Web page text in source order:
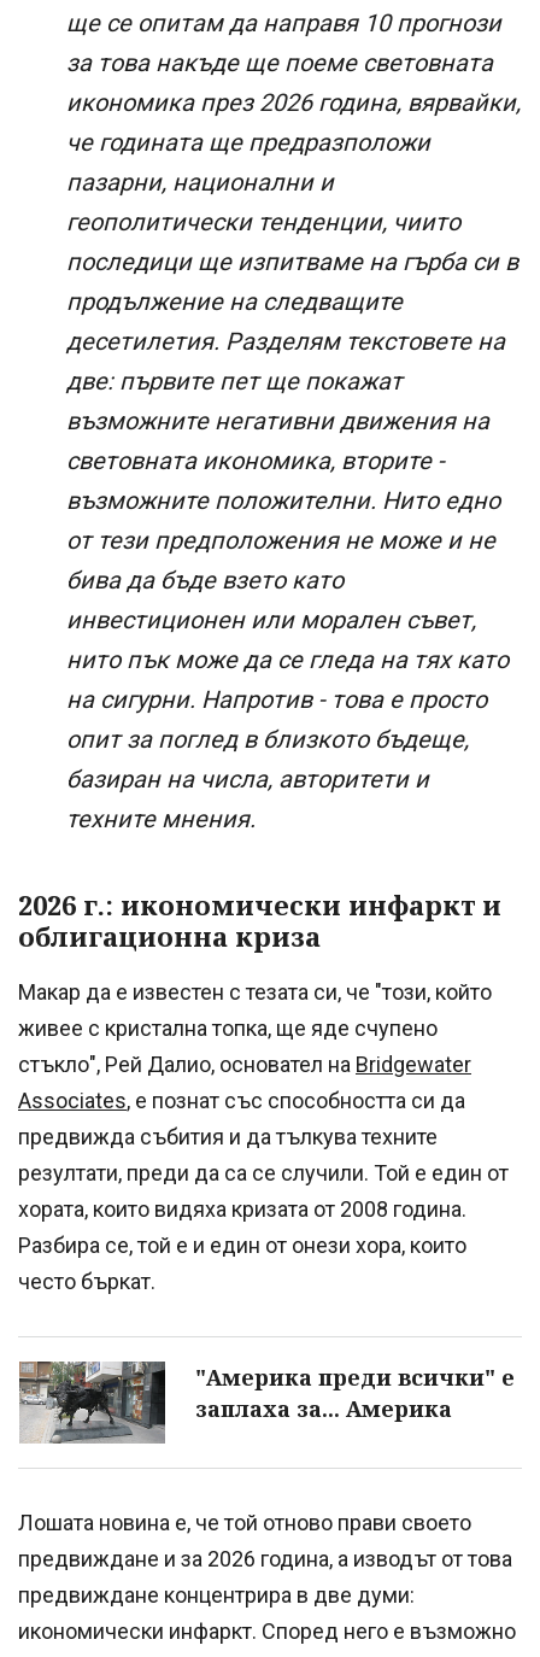
ще се опитам да направя 10 прогнози
за това накъде ще поеме световната
икономика през 2026 година, вярвайки,
че годината ще предразположи
пазарни, национални и
геополитически тенденции, чиито
последици ще изпитваме на гърба си в
продължение на следващите
десетилетия. Разделям текстовете на
две: първите пет ще покажат
възможните негативни движения на
световната икономика, вторите -
възможните положителни. Нито едно
от тези предположения не може и не
бива да бъде взето като
инвестиционен или морален съвет,
нито пък може да се гледа на тях като
на сигурни. Напротив - това е просто
опит за поглед в близкото бъдеще,
базиран на числа, авторитети и
техните мнения.
2026 г.: икономически инфаркт и
облигационна криза
Макар да е известен с тезата си, че "този, който
живее с кристална топка, ще яде счупено
стъкло", Рей Далио, основател на Bridgewater
Associates, е познат със способността си да
предвижда събития и да тълкува техните
резултати, преди да са се случили. Той е един от
хората, които видяха кризата от 2008 година.
Разбира се, той е и един от онези хора, които
често бъркат.
"Америка преди всички" е
заплаха за... Америка
Лошата новина е, че той отново прави своето
предвиждане и за 2026 година, а изводът от това
предвиждане концентрира в две думи:
икономически инфаркт. Според него е възможно